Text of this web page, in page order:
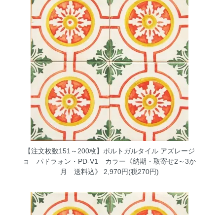
【注文枚数151～200枚】ポルトガルタイル アズレージ
ョ パドラォン・PD-V1 カラー《納期・取寄せ2～3か
月 送料込》
2,970円(税270円)